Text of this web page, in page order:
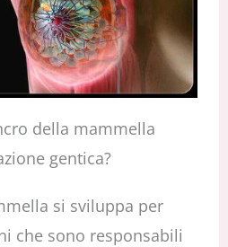
della mammella
gentica?
si sviluppa per
che sono responsabili